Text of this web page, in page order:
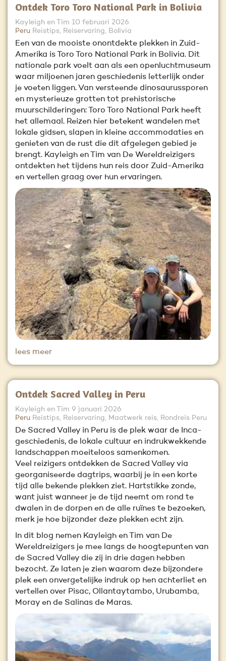
Ontdek Toro Toro National Park in Bolivia
Kayleigh en Tim 10 februari 2026
Peru Reistips, Reiservaring, Bolivia
Een van de mooiste onontdekte plekken in Zuid-
Amerika is Toro Toro National Park in Bolivia. Dit
nationale park voelt aan als een openluchtmuseum
waar miljoenen jaren geschiedenis letterlijk onder
je voeten liggen. Van versteende dinosaurussporen
en mysterieuze grotten tot prehistorische
muurschilderingen: Toro Toro National Park heeft
het allemaal. Reizen hier betekent wandelen met
lokale gidsen, slapen in kleine accommodaties en
genieten van de rust die dit afgelegen gebied je
brengt. Kayleigh en Tim van De Wereldreizigers
ontdekten het tijdens hun reis door Zuid-Amerika
en vertellen graag over hun ervaringen.
lees meer
Ontdek Sacred Valley in Peru
Kayleigh en Tim 9 januari 2026
Peru Reistips, Reiservaring, Maatwerk reis, Rondreis Peru
De Sacred Valley in Peru is de plek waar de Inca-
geschiedenis, de lokale cultuur en indrukwekkende
landschappen moeiteloos samenkomen.
Veel reizigers ontdekken de Sacred Valley via
georganiseerde dagtrips, waarbij je in een korte
tijd alle bekende plekken ziet. Hartstikke zonde,
want juist wanneer je de tijd neemt om rond te
dwalen in de dorpen en de alle ruïnes te bezoeken,
merk je hoe bijzonder deze plekken echt zijn.
In dit blog nemen Kayleigh en Tim van De
Wereldreizigers je mee langs de hoogtepunten van
de Sacred Valley die zij in drie dagen hebben
bezocht. Ze laten je zien waarom deze bijzondere
plek een onvergetelijke indruk op hen achterliet en
vertellen over Pisac, Ollantaytambo, Urubamba,
Moray en de Salinas de Maras.